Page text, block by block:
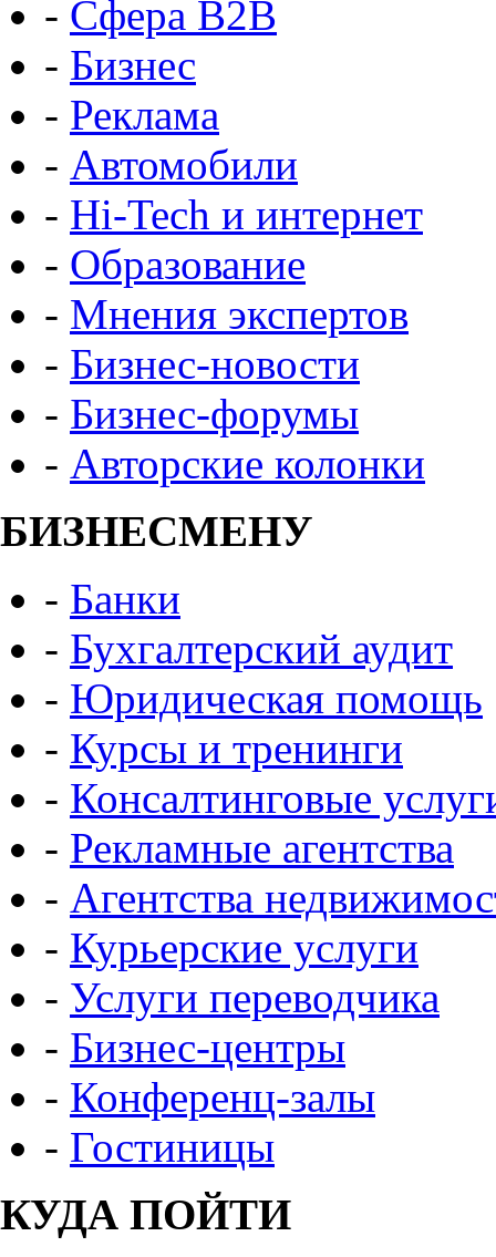
- Сфера B2B
- Бизнес
- Реклама
- Автомобили
- Hi-Tech и интернет
- Образование
- Мнения экспертов
- Бизнес-новости
- Бизнес-форумы
- Авторские колонки
БИЗНЕСМЕНУ
- Банки
- Бухгалтерский аудит
- Юридическая помощь
- Курсы и тренинги
- Консалтинговые
- Рекламные агентства
- Агентства
- Курьерские услуги
- Услуги переводчика
- Бизнес-центры
- Конференц-залы
- Гостиницы
КУДА ПОЙТИ